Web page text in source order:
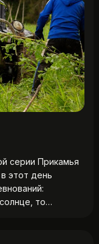
серии Прикамья
этот день
то…